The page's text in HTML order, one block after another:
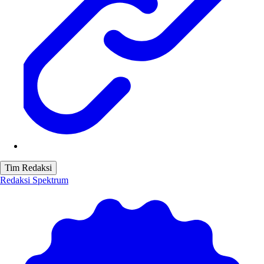
Tim Redaksi
Redaksi Spektrum